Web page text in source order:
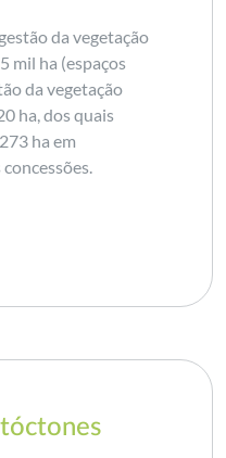
da vegetação
mil ha (espaços
da vegetação
ha, dos quais
ha em